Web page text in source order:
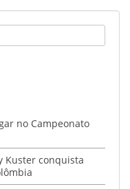
no Campeonato
Kuster conquista